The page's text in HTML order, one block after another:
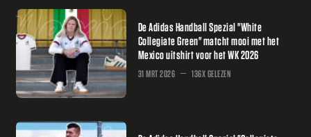
De Adidas Handball Spezial "White
Collegiate Green" matcht mooi met het
Mexico uitshirt voor het WK 2026
31 MRT 2026 136X GELEZEN